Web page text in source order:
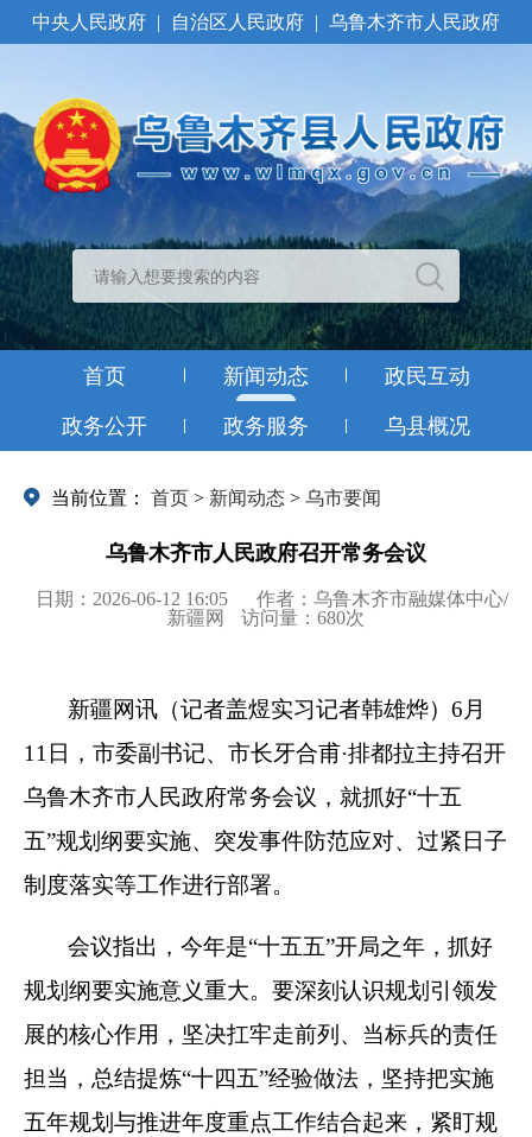
中央人民政府 | 自治区人民政府 | 乌鲁木齐市人民政府
首页 新闻动态 政民互动
政务公开 政务服务 乌县概况
当前位置： 首页 > 新闻动态 > 乌市要闻
乌鲁木齐市人民政府召开常务会议
日期：2026-06-12 16:05
作者：乌鲁木齐市融媒体中心/
新疆网
访问量： 680次
新疆网讯（记者盖煜实习记者韩雄烨）6月
11日，市委副书记、市长牙合甫·排都拉主持召开
乌鲁木齐市人民政府常务会议，就抓好“十五
五”规划纲要实施、突发事件防范应对、过紧日子
制度落实等工作进行部署。
会议指出，今年是“十五五”开局之年，抓好
规划纲要实施意义重大。要深刻认识规划引领发
展的核心作用，坚决扛牢走前列、当标兵的责任
担当，总结提炼“十四五”经验做法，坚持把实施
五年规划与推进年度重点工作结合起来，紧盯规